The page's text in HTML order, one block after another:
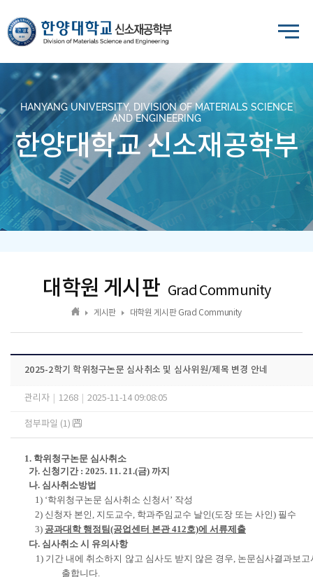
HANYANG UNIVERSITY, DIVISION OF MATERIALS SCIENCE
AND ENGINEERING
한양대학교 신소재공학부
대학원 게시판 Grad Community
게시판 대학원 게시판 Grad Community
2025-2학기 학위청구논문 심사취소 및 심사위원/제목 변경 안네
관리자 1268 2025-11-14 09:08:05
첨부파일 (1)
1. 학위청구논문 심사취소
가. 신청기간 : 2025. 11. 21.(금) 까지
나. 심사취소방법
1) ‘학위청구논문 심사취소 신청서’ 작성
2) 신청자 본인, 지도교수, 학과주임교수 날인(도장 또는 사인) 필수
3) 공과대학 행정팀(공업센터 본관 412호)에 서류제출
다. 심사취소 시 유의사항
1) 기간 내에 취소하지 않고 심사도 받지 않은 경우, 논문심사결과보고
출합니다.